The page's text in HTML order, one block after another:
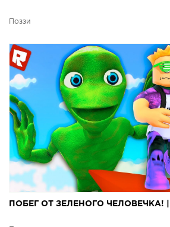
Поззи
ПОБЕГ ОТ ЗЕЛЕНОГО ЧЕЛОВЕЧКА! |